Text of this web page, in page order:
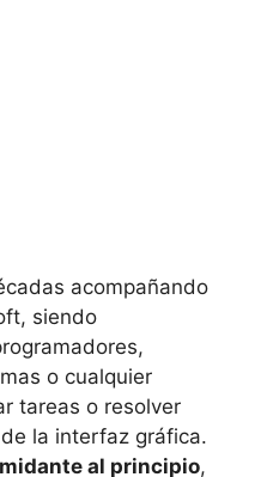
acompañando
siendo
o cualquier
tareas o resolver
la interfaz gráfica.
al principio,